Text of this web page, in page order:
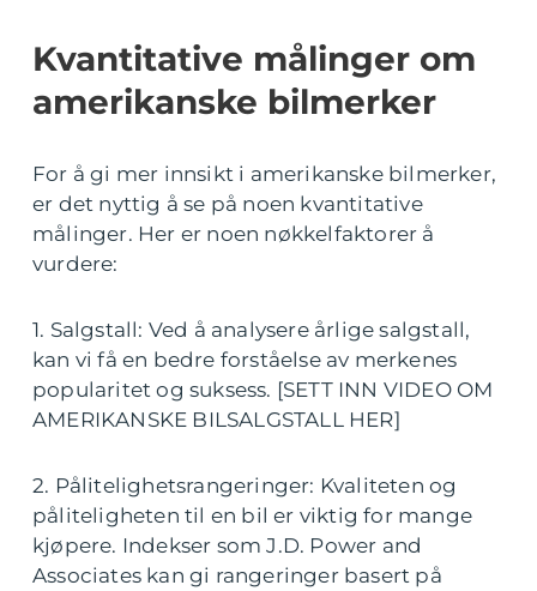
Kvantitative målinger om
amerikanske bilmerker
For å gi mer innsikt i amerikanske bilmerker,
er det nyttig å se på noen kvantitative
målinger. Her er noen nøkkelfaktorer å
vurdere:
1. Salgstall: Ved å analysere årlige salgstall,
kan vi få en bedre forståelse av merkenes
popularitet og suksess. [SETT INN VIDEO OM
AMERIKANSKE BILSALGSTALL HER]
2. Pålitelighetsrangeringer: Kvaliteten og
påliteligheten til en bil er viktig for mange
kjøpere. Indekser som J.D. Power and
Associates kan gi rangeringer basert på